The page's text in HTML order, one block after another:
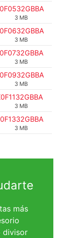
3 MB
3 MB
3 MB
3 MB
3 MB
3 MB
más
divisor